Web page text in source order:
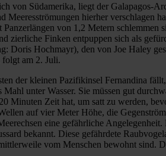
von Südamerika, liegt der Galapagos-
Meeresströmungen hierher
von 1,2 Metern
zierliche Finken entpuppen sich als
Doris Hochmayr), den von Joe Haley
am 2. Juli.
der kleinen Pazifikinsel Fernandina
unter Wasser. Sie müssen gut
Minuten Zeit hat, um satt zu werden,
auf vier Meter Höhe, die
eine gefährliche
bekannt. Diese gefährdete
vom Menschen bewohnt sind.